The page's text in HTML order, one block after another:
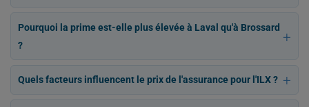
Pourquoi la prime est-elle plus élevée à Laval qu'à Brossard
?
Quels facteurs influencent le prix de l'assurance pour l'ILX ?